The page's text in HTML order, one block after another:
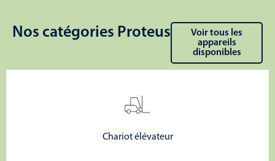
Nos catégories Proteus
Voir tous les
appareils
disponibles
Chariot élévateur